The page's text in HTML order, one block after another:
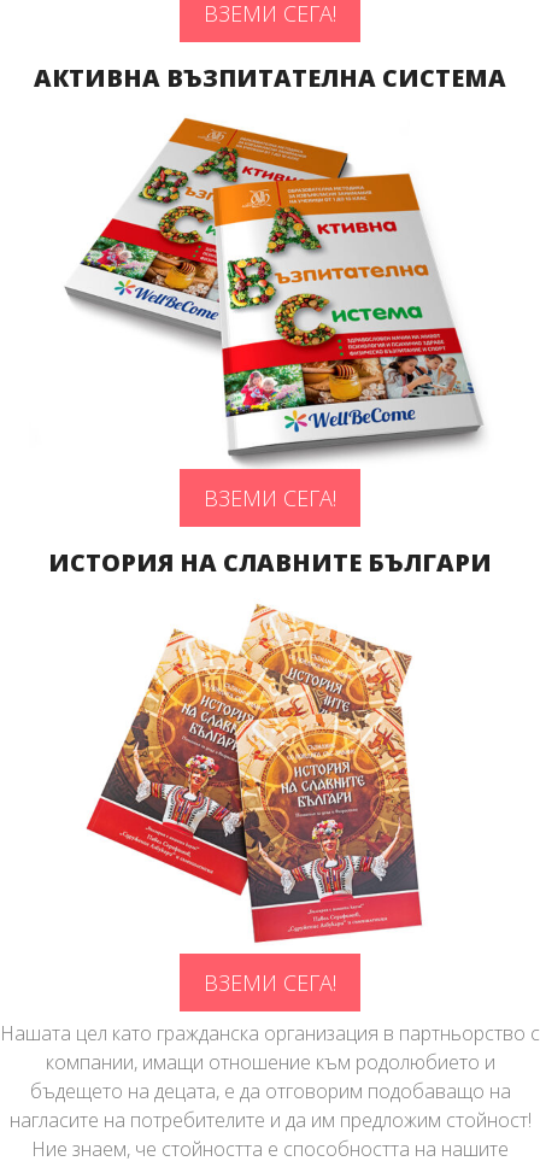
ВЗЕМИ СЕГА!
АКТИВНА ВЪЗПИТАТЕЛНА СИСТЕМА
ВЗЕМИ СЕГА!
ИСТОРИЯ НА СЛАВНИТЕ БЪЛГАРИ
ВЗЕМИ СЕГА!
Нашата цел като гражданска организация в партньорство с
компании, имащи отношение към родолюбието и
бъдещето на децата, е да отговорим подобаващо на
нагласите на потребителите и да им предложим стойност!
Ние знаем, че стойността е способността на нашите